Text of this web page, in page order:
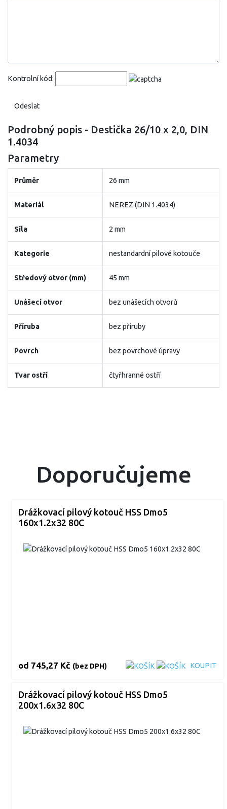
Kontrolní kód:
Podrobný popis - Destička 26/10 x 2,0, DIN
1.4034
Parametry
Průměr 26 mm
Materiál NEREZ (DIN 1.4034)
Síla 2 mm
Kategorie nestandardní pilové kotouče
Středový otvor (mm) 45 mm
Unášecí otvor bez unášecích otvorů
Příruba bez příruby
Povrch bez povrchové úpravy
Tvar ostří čtyřhranné ostří
Doporučujeme
Drážkovací pilový kotouč HSS Dmo5
160x1.2x32 80C
od 745,27 Kč (bez DPH) KOUPIT
Drážkovací pilový kotouč HSS Dmo5
200x1.6x32 80C